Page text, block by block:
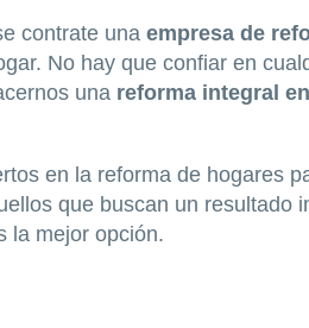
contrate una empresa de
No hay que confiar en
una reforma integral
en la reforma de hogares
que buscan un resultado
la mejor opción.